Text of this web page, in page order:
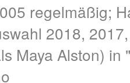
regelmäßig;
2018,
Maya Alston) in